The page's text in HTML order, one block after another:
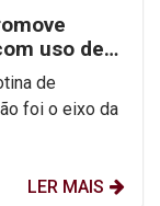
uso de
de
foi o eixo da
LER MAIS